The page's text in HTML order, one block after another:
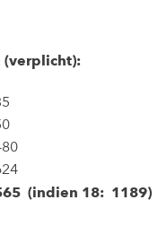
(indien 18: 1189)